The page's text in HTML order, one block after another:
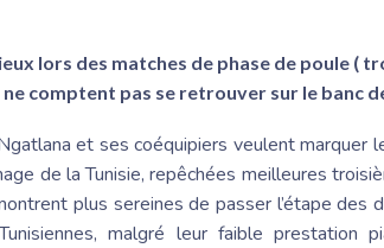
lors des matches de phase de poule (
comptent pas se retrouver sur le banc
et ses coéquipiers veulent marquer
de la Tunisie, repêchées meilleures
plus sereines de passer l’étape des
malgré leur faible prestation